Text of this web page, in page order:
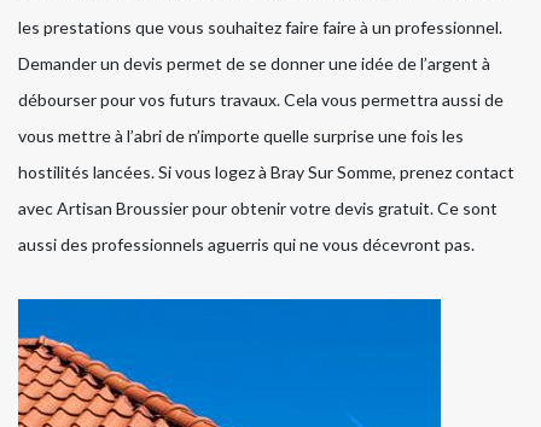
les prestations que vous souhaitez faire faire à un professionnel.
Demander un devis permet de se donner une idée de l’argent à
débourser pour vos futurs travaux. Cela vous permettra aussi de
vous mettre à l’abri de n’importe quelle surprise une fois les
hostilités lancées. Si vous logez à Bray Sur Somme, prenez contact
avec Artisan Broussier pour obtenir votre devis gratuit. Ce sont
aussi des professionnels aguerris qui ne vous décevront pas.